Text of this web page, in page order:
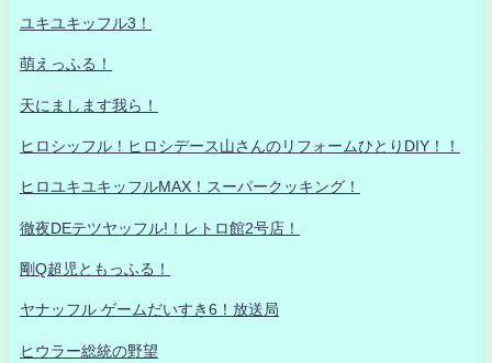
ユキユキッフル3！
萌えっふる！
天にまします我ら！
ヒロシッフル！ヒロシデース山さんのリフォームひとりDIY！！
ヒロユキユキッフルMAX！スーパークッキング！
徹夜DEテツヤッフル!！レトロ館2号店！
剛Q超児ともっふる！
ヤナッフル ゲームだいすき6！放送局
ヒウラー総統の野望